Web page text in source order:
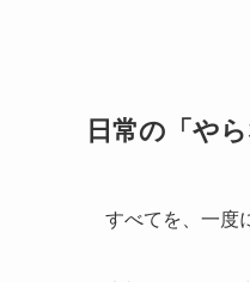
日常の「や
すべてを、一度